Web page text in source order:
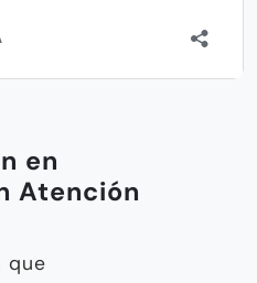
en
Atención
que